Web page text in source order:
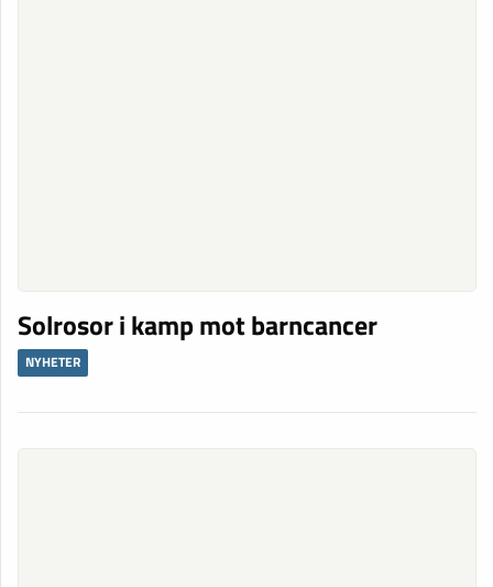
Solrosor i kamp mot barncancer
NYHETER